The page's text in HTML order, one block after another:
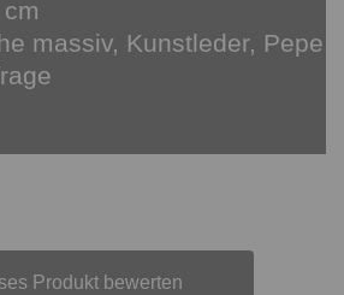
massiv, Kunstleder, Pepe
Produkt bewerten